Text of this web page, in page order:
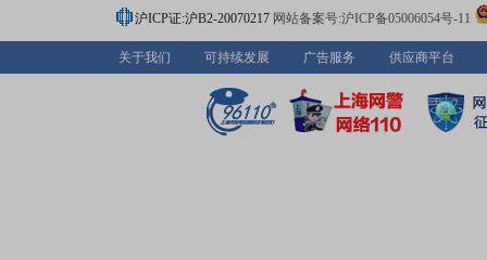
沪ICP证:沪B2-20070217 网站备案号:沪ICP备05006054号-11
关于我们 可持续发展 广告服务 供应商平台